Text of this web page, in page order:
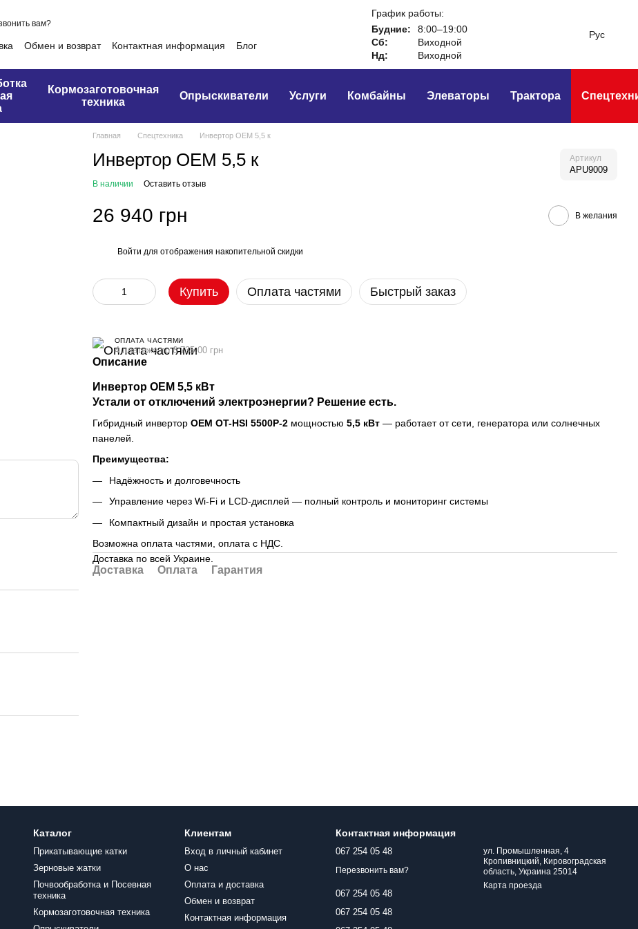
вам?
Обмен и возврат Контактная информация
Блог
График работы:
Будние:
8:00–19:00
Сб:
Виходной
Нд:
Виходной
Рус
Кормозаготовочная
техника
Опрыскиватели Услуги Комбайны Элеваторы Трактора
Главная Спецтехника Инвертор OEM 5,5 к
Инвертор OEM 5,5 к Артикул
APU9009
В наличии Оставить отзыв
26 940 грн В желания
Войти для отображения накопительной скидки
Купить Оплата частями Быстрый заказ
ОПЛАТА ЧАСТЯМИ
4 платежа по 6 735.00 грн
Описание
Инвертор OEM 5,5 кВт
Устали от отключений электроэнергии? Решение есть.
Гибридный инвертор OEM OT-HSI 5500P-2мощностью 5,5 кВт— работает от сети, генератора или солнечных
панелей.
Преимущества:
Надёжность и долговечность
Управление через Wi-Fi и LCD-дисплей — полный контроль и мониторинг системы
Компактный дизайн и простая установка
Возможна оплата частями, оплата с НДС.
Доставка по всей Украине.
Доставка Оплата Гарантия
Каталог
Прикатывающие катки
Зерновые жатки
Почвообработка и Посевная
техника
Кормозаготовочная техника
Клиентам
Вход в личный кабинет
О нас
Оплата и доставка
Обмен и возврат
Контактная информация
Контактная информация
067 254 05 48
Перезвонить вам?
067 254 05 48
067 254 05 48
ул. Промышленная, 4
Кропивницкий, Кировоградская
область, Украина 25014
Карта проезда